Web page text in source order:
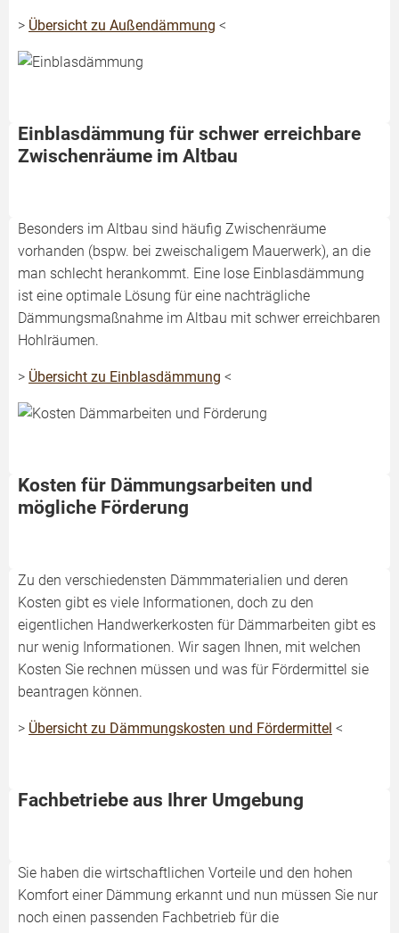
> Übersicht zu Außendämmung <
Einblasdämmung für schwer erreichbare
Zwischenräume im Altbau
Besonders im Altbau sind häufig Zwischenräume
vorhanden (bspw. bei zweischaligem Mauerwerk), an die
man schlecht herankommt. Eine lose Einblasdämmung
ist eine optimale Lösung für eine nachträgliche
Dämmungsmaßnahme im Altbau mit schwer erreichbaren
Hohlräumen.
> Übersicht zu Einblasdämmung <
Kosten für Dämmungsarbeiten und
mögliche Förderung
Zu den verschiedensten Dämmmaterialien und deren
Kosten gibt es viele Informationen, doch zu den
eigentlichen Handwerkerkosten für Dämmarbeiten gibt es
nur wenig Informationen. Wir sagen Ihnen, mit welchen
Kosten Sie rechnen müssen und was für Fördermittel sie
beantragen können.
> Übersicht zu Dämmungskosten und Fördermittel <
Fachbetriebe aus Ihrer Umgebung
Sie haben die wirtschaftlichen Vorteile und den hohen
Komfort einer Dämmung erkannt und nun müssen Sie nur
noch einen passenden Fachbetrieb für die